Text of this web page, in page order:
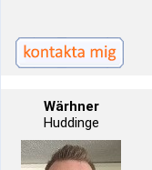
Wärhner
Huddinge